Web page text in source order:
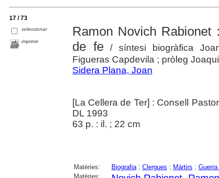
17 / 73
seleccionar
imprimir
Ramon Novich
de fe/ síntesi biogràfica
Figueras Capdevila ; pròleg
Sidera Plana, Joan
[La Cellera de Ter] : Consell
DL 1993
63 p. : il. ; 22 cm
Matèries: Biografia; Clergues ; Màrtirs ;
Matèries: